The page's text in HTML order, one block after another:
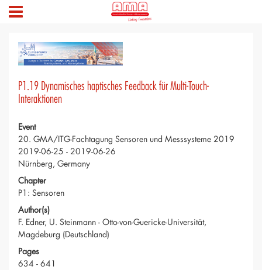
P1.19 Dynamisches haptisches Feedback für Multi-Touch-
Interaktionen
Event
20. GMA/ITG-Fachtagung Sensoren und Messsysteme 2019
2019-06-25 - 2019-06-26
Nürnberg, Germany
Chapter
P1: Sensoren
Author(s)
F. Edner, U. Steinmann - Otto-von-Guericke-Universität,
Magdeburg (Deutschland)
Pages
634 - 641